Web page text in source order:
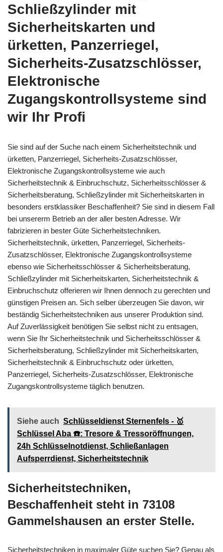
Schließzylinder mit
Sicherheitskarten und
ürketten, Panzerriegel,
Sicherheits-Zusatzschlösser,
Elektronische
Zugangskontrollsysteme sind
wir Ihr Profi
Sie sind auf der Suche nach einem Sicherheitstechnik und
ürketten, Panzerriegel, Sicherheits-Zusatzschlösser,
Elektronische Zugangskontrollsysteme wie auch
Sicherheitstechnik & Einbruchschutz, Sicherheitsschlösser &
Sicherheitsberatung, Schließzylinder mit Sicherheitskarten in
besonders erstklassiker Beschaffenheit? Sie sind in diesem Fall
bei unsererm Betrieb an der aller besten Adresse. Wir
fabrizieren in bester Güte Sicherheitstechniken.
Sicherheitstechnik, ürketten, Panzerriegel, Sicherheits-
Zusatzschlösser, Elektronische Zugangskontrollsysteme
ebenso wie Sicherheitsschlösser & Sicherheitsberatung,
Schließzylinder mit Sicherheitskarten, Sicherheitstechnik &
Einbruchschutz offerieren wir Ihnen dennoch zu gerechten und
günstigen Preisen an. Sich selber überzeugen Sie davon, wir
beständig Sicherheitstechniken aus unserer Produktion sind.
Auf Zuverlässigkeit benötigen Sie selbst nicht zu entsagen,
wenn Sie Ihr Sicherheitstechnik und Sicherheitsschlösser &
Sicherheitsberatung, Schließzylinder mit Sicherheitskarten,
Sicherheitstechnik & Einbruchschutz oder ürketten,
Panzerriegel, Sicherheits-Zusatzschlösser, Elektronische
Zugangskontrollsysteme täglich benutzen.
Siehe auch Schlüsseldienst Sternenfels - 🥇
Schlüssel Aba ☎️: Tresore & Tressoröffnungen,
24h Schlüsselnotdienst, Schließanlagen
Aufsperrdienst, Sicherheitstechnik
Sicherheitstechniken,
Beschaffenheit steht in 73108
Gammelshausen an erster Stelle.
Sicherheitstechniken in maximaler Güte suchen Sie? Genau als